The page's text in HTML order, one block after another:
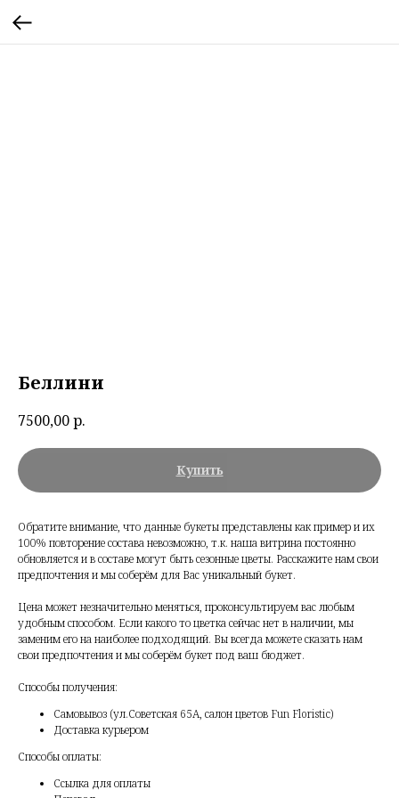
Беллини
7500,00р.
Купить
Обратите внимание, что данные букеты представлены как пример и их
100% повторение состава невозможно, т.к. наша витрина постоянно
обновляется и в составе могут быть сезонные цветы. Расскажите нам свои
предпочтения и мы соберём для Вас уникальный букет.
Цена может незначительно меняться, проконсультируем вас любым
удобным способом. Если какого то цветка сейчас нет в наличии, мы
заменим его на наиболее подходящий. Вы всегда можете сказать нам
свои предпочтения и мы соберём букет под ваш бюджет.
Способы получения:
Самовывоз (ул.Советская 65А, салон цветов Fun Floristic)
Доставка курьером
Способы оплаты:
Ссылка для оплаты